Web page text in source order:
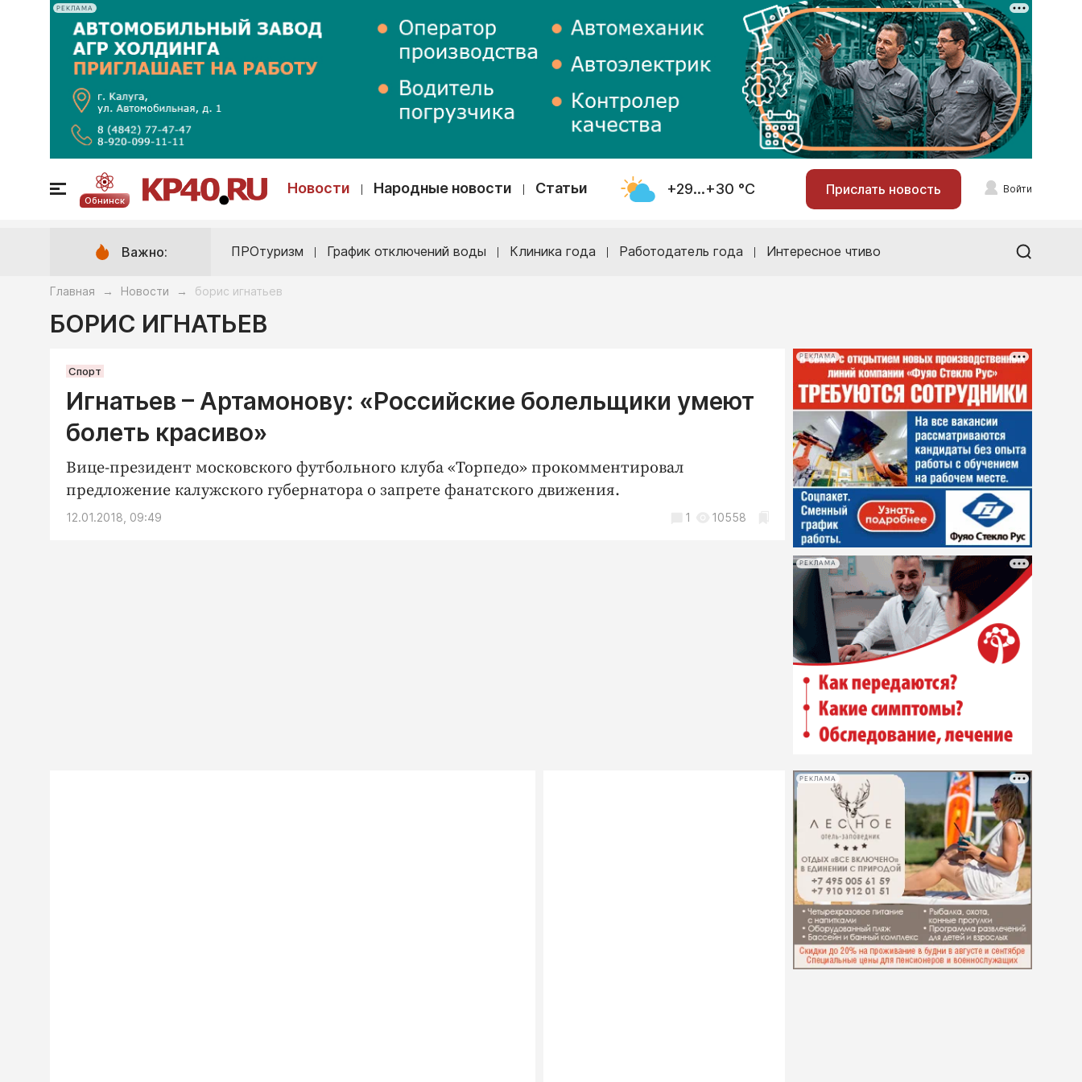
РЕКЛАМА
Обнинск
Новости Народные новости Статьи +29...+30 °С Прислать новость Войти
Важно: ПРОтуризм График отключений воды Клиника года Работодатель года Интересное чтиво
Главная → Новости → борис игнатьев
БОРИС ИГНАТЬЕВ
Спорт
Игнатьев – Артамонову: «Российские болельщики умеют
болеть красиво»
Вице-президент московского футбольного клуба «Торпедо» прокомментировал
предложение калужского губернатора о запрете фанатского движения.
12.01.2018, 09:49 1 10558
РЕКЛАМА
РЕКЛАМА
РЕКЛАМА